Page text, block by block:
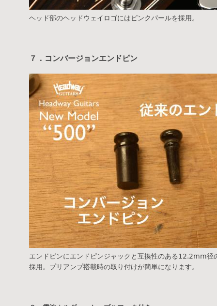
ヘッド部のヘッドウェイロゴにはピンクパールを採用。
７．コンバージョンエンドピン
エンドピンにエンドピンジャックと互換性のある12.2mm径
採用。プリアンプ搭載時の取り付けが簡単になります。